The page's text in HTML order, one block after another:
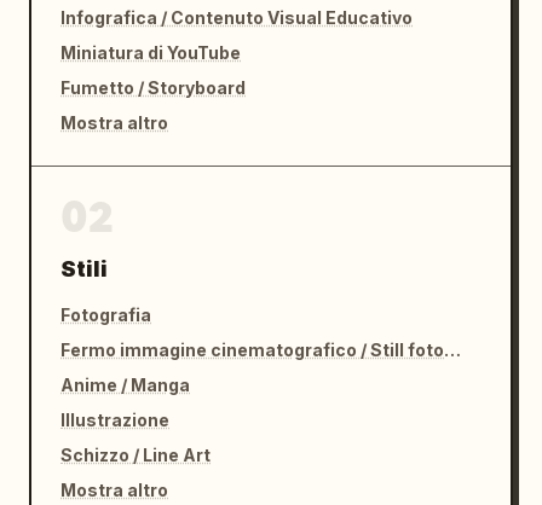
Infografica / Contenuto Visual Educativo
Miniatura di YouTube
Fumetto / Storyboard
Mostra altro
Stili
Fotografia
Fermo immagine cinematografico / Still fotografico
Anime / Manga
Illustrazione
Schizzo / Line Art
Mostra altro